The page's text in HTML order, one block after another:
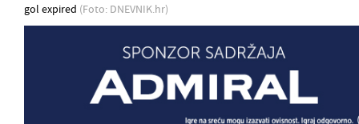
gol expired (Foto: DNEVNIK.hr)